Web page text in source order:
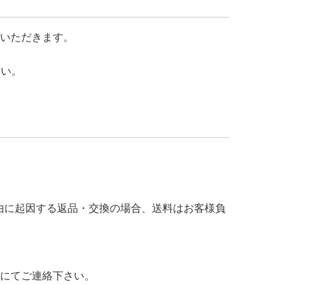
ただきます。
。
起因する返品・交換の場合、送料はお客様負
てご連絡下さい。